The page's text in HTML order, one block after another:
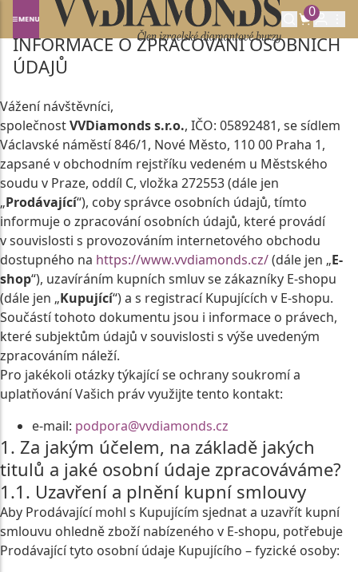
0
Domů GDPR
INFORMACE O ZPRACOVÁNÍ OSOBNÍCH
ÚDAJŮ
Vážení návštěvníci,
společnostVVDiamonds s.r.o., IČO: 05892481, se sídlem
Václavské náměstí 846/1, Nové Město, 110 00 Praha 1,
zapsané v obchodním rejstříku vedeném u Městského
soudu v Praze, oddíl C, vložka 272553 (dále jen
„Prodávající“), coby správce osobních údajů, tímto
informuje o zpracování osobních údajů, které provádí
v souvislosti s provozováním internetového obchodu
dostupného na https://www.vvdiamonds.cz/(dále jen „E-
shop“), uzavíráním kupních smluv se zákazníky E-shopu
(dále jen „Kupující“) a s registrací Kupujících v E-shopu.
Součástí tohoto dokumentu jsou i informace o právech,
které subjektům údajů v souvislosti s výše uvedeným
zpracováním náleží.
Pro jakékoli otázky týkající se ochrany soukromí a
uplatňování Vašich práv využijte tento kontakt:
e-mail: podpora@vvdiamonds.cz
1. Za jakým účelem, na základě jakých
titulů a jaké osobní údaje zpracováváme?
1.1. Uzavření a plnění kupní smlouvy
Aby Prodávající mohl s Kupujícím sjednat a uzavřít kupní
smlouvu ohledně zboží nabízeného v E-shopu, potřebuje
Prodávající tyto osobní údaje Kupujícího – fyzické osoby: